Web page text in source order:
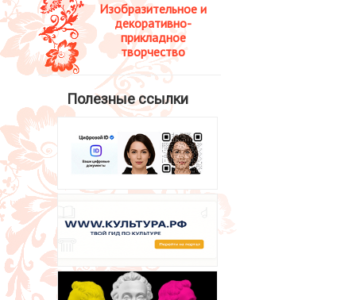
Изобразительное и
декоративно-
прикладное
творчество
Полезные ссылки